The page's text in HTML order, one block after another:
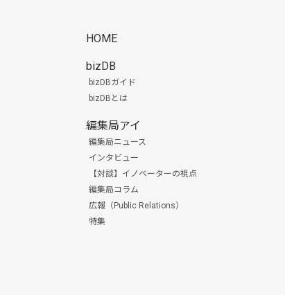
HOME
bizDB
bizDBガイド
bizDBとは
編集局アイ
編集局ニュース
インタビュー
【対談】イノベーターの視点
編集局コラム
広報（Public Relations）
特集